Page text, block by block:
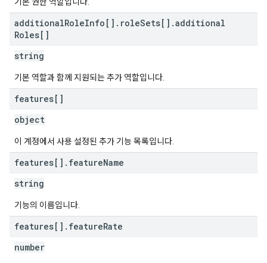
additionalRoleInfo[] . roleSets[] .additional
Roles[]
string
기본 역할과 함께 지원되는 추가 역할입니다.
features[]
object
이 계정에서 사용 설정된 추가 기능 목록입니다.
features[] . featureName
string
기능의 이름입니다.
features[] . featureRate
number